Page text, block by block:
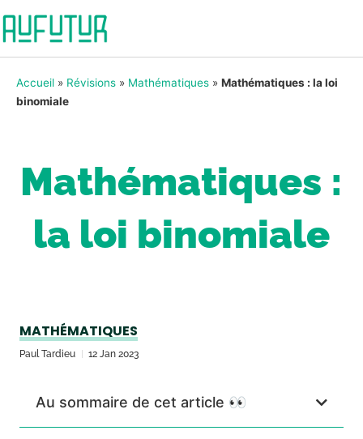
Accueil » Révisions » Mathématiques » Mathématiques : la loi
binomiale
Mathématiques :
la loi binomiale
MATHÉMATIQUES
Paul Tardieu 12 Jan 2023
Au sommaire de cet article 👀